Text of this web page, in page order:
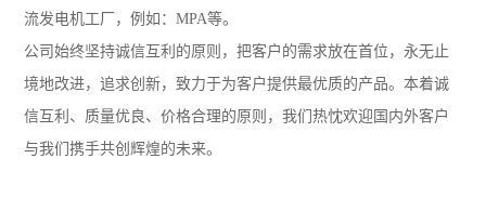
流发电机工厂，例如：MPA等。
公司始终坚持诚信互利的原则，把客户的需求放在首位，永无止
境地改进，追求创新，致力于为客户提供最优质的产品。本着诚
信互利、质量优良、价格合理的原则，我们热忱欢迎国内外客户
与我们携手共创辉煌的未来。